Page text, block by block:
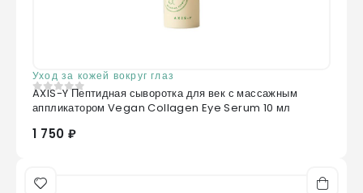
Уход за кожей вокруг глаз
0из 5
AXIS-Y Пептидная сыворотка для век с массажным
аппликатором Vegan Collagen Eye Serum 10 мл
1 750 ₽